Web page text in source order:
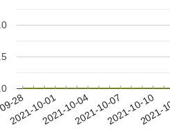
28
2021-10-012021-10-042021-10-072021-10-10